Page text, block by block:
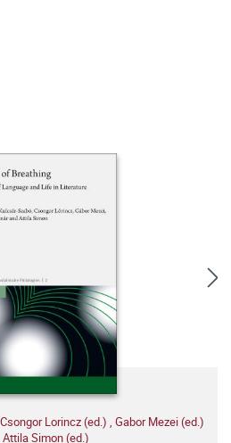
Csongor Lorincz (ed.) , Gabor Mezei (ed.)
Attila Simon (ed.)